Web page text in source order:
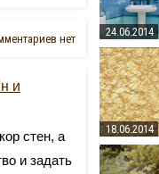
нет
и
стен, а
и задать
24.06.2014
18.06.2014